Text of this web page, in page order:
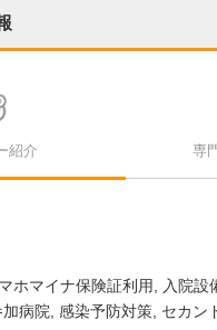
紹介 専
ホマイナ保険証利用 入院設
加病院 感染予防対策 セカン